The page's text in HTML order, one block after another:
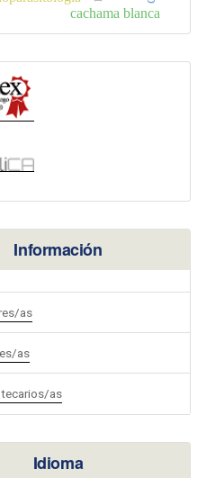
cachama blanca
Información
as
as
as
Idioma